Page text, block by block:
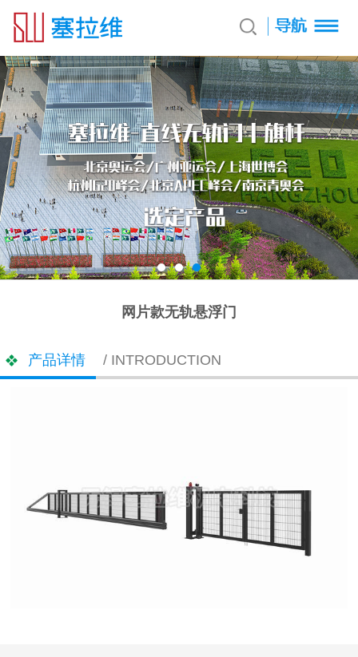
网片款无轨悬浮门
产品详情 / INTRODUCTION